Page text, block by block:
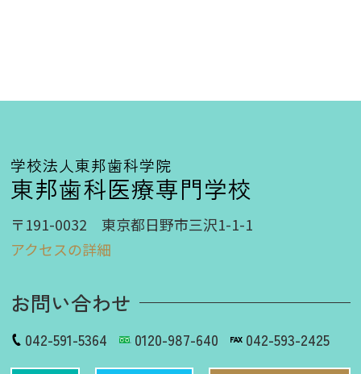
学校法人東邦歯科学院
東邦歯科医療専門学校
〒191-0032 東京都日野市三沢1-1-1
アクセスの詳細
お問い合わせ
042-591-5364 0120-987-640 042-593-2425